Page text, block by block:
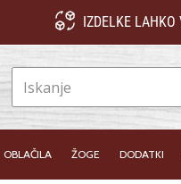
IZDELKE LAHKO
OBLAČILA ŽOGE DODATKI